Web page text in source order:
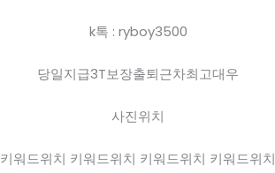
k톡 : ryboy3500
당일지급3T보장출퇴근차최고대우
사진위치
키워드위치 키워드위치 키워드위치 키워드위치